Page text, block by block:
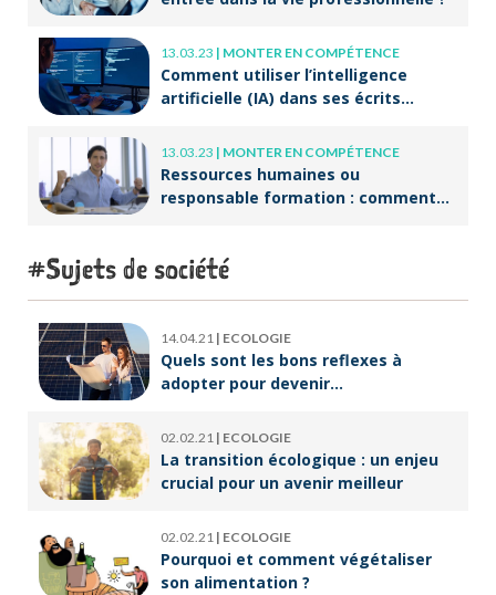
13.03.23 | MONTER EN COMPÉTENCE
Comment utiliser l’intelligence
artificielle (IA) dans ses écrits
13.03.23 | MONTER EN COMPÉTENCE
Ressources humaines ou
responsable formation : comment
Sujets de société
14.04.21 | ECOLOGIE
Quels sont les bons reflexes à
adopter pour devenir
02.02.21 | ECOLOGIE
La transition écologique : un enjeu
crucial pour un avenir meilleur
02.02.21 | ECOLOGIE
Pourquoi et comment végétaliser
son alimentation ?